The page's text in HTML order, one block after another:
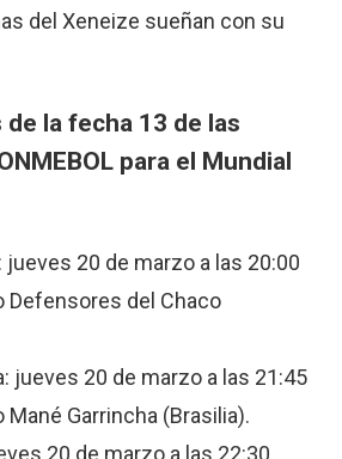
del Xeneize sueñan con su
la fecha 13 de las
para el Mundial
jueves 20 de marzo a las 20:00
Defensores del Chaco
jueves 20 de marzo a las 21:45
Mané Garrincha (Brasilia).
20 de marzo a las 22:30